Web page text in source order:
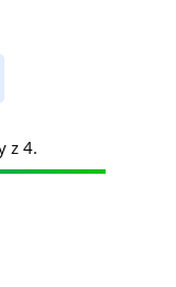
z 4.